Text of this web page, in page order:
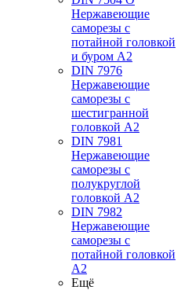
Нержавеющие
саморезы с
потайной головкой
и буром А2
DIN 7976
Нержавеющие
саморезы с
шестигранной
головкой А2
DIN 7981
Нержавеющие
саморезы с
полукруглой
головкой А2
DIN 7982
Нержавеющие
саморезы с
потайной головкой
А2
Ещё